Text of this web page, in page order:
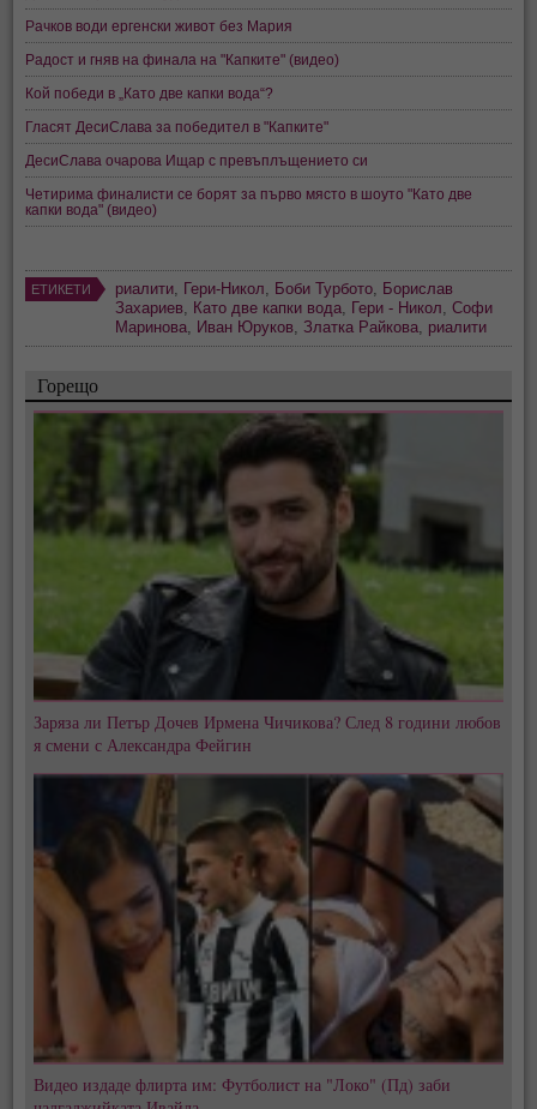
Рачков води ергенски живот без Мария
Радост и гняв на финала на "Капките" (видео)
Кой победи в „Като две капки вода“?
Гласят ДесиСлава за победител в "Капките"
ДесиСлава очарова Ищар с превъплъщението си
Четирима финалисти се борят за първо място в шоуто "Като две
капки вода" (видео)
ЕТИКЕТИ риалити, Гери-Никол, Боби Турбото, Борислав
Захариев, Като две капки вода, Гери - Никол,Софи
Маринова, Иван Юруков,Златка Райкова, риалити
Горещо
Заряза ли Петър Дочев Ирмена Чичикова? След 8 години любов
я смени с Александра Фейгин
Видео издаде флирта им: Футболист на "Локо" (Пд) заби